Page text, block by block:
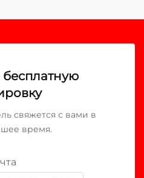
свяжется с вами в
время.